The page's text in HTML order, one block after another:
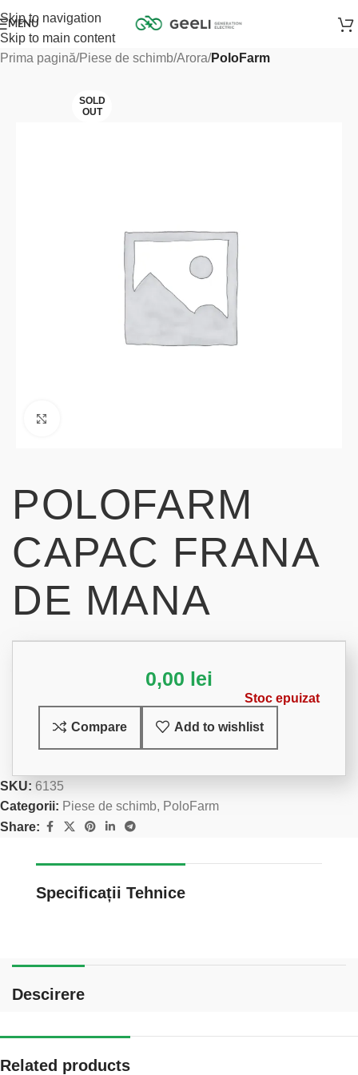
Skip to navigation
Skip to main content
MENU
Prima pagină Piese de schimb Arora PoloFarm
SOLD
OUT
POLOFARM
CAPAC FRANA
DE MANA
0,00 lei
Stoc epuizat
Compare Add to wishlist
SKU: 6135
Categorii: Piese de schimb, PoloFarm
Share:
Specificații Tehnice
Descirere
Related products